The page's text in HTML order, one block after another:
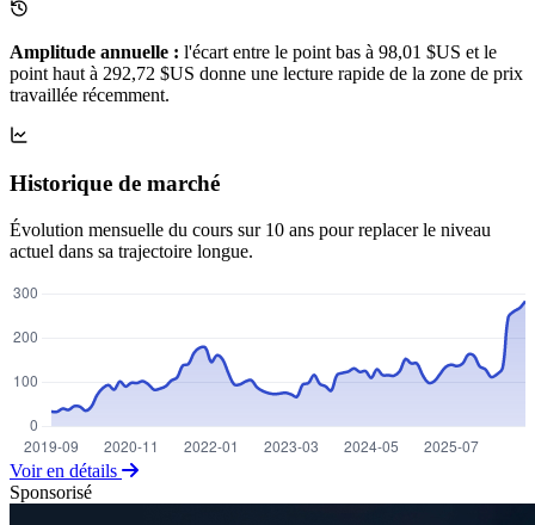
Amplitude annuelle : l'écart entre le point bas à 98,01 $US et le
point haut à 292,72 $US donne une lecture rapide de la zone de prix
travaillée récemment.
Historique de marché
Évolution mensuelle du cours sur 10 ans pour replacer le niveau
actuel dans sa trajectoire longue.
Voir en détails
Sponsorisé